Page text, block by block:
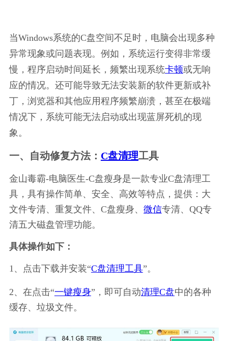
当Windows系统的C盘空间不足时，电脑会出现多种
异常现象或问题表现。例如，系统运行变得非常缓
慢，程序启动时间延长，频繁出现系统卡顿或无响
应的情况。还可能导致无法安装新的软件更新或补
丁，浏览器和其他应用程序频繁崩溃，甚至在极端
情况下，系统可能无法启动或出现蓝屏死机的现
象。
一、自动修复方法： C盘清理工具
金山毒霸-电脑医生-C盘瘦身是一款专业C盘清理工
具，具有操作简单、安全、高效等特点，提供：大
文件专清、重复文件、C盘瘦身、 微信专清、QQ专
清五大磁盘管理功能。
具体操作如下：
1、点击下载并安装“C盘清理工具”。
2、在点击“一键瘦身”，即可自动清理C盘中的各种
缓存、垃圾文件。